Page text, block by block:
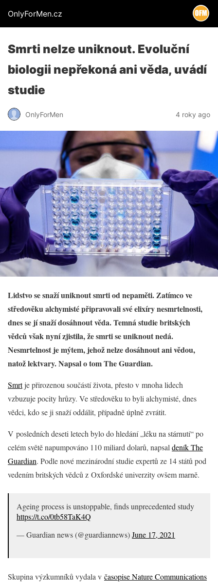
OnlyForMen.cz
Smrti nelze uniknout. Evoluční
biologii nepřekoná ani věda, uvádí
studie
OnlyForMen 4 roky ago
Lidstvo se snaží uniknout smrti od nepaměti. Zatímco ve
středověku alchymisté připravovali své elixíry nesmrtelnosti,
dnes se jí snaží dosáhnout věda. Temná studie britských
vědců však nyní zjistila, že smrti se uniknout nedá.
Nesmrtelnost je mýtem, jehož nelze dosáhnout ani vědou,
natož lektvary. Napsal o tom The Guardian.
Smrtje přirozenou součástí života, přesto v mnoha lidech
vzbuzuje pocity hrůzy. Ve středověku to byli alchymisté, dnes
vědci, kdo se ji snaží oddálit, případně úplně zvrátit.
V posledních deseti letech bylo do hledání „léku na stárnutí“ po
celém světě napumpováno 110 miliard dolarů, napsal deník The
Guardian. Podle nové mezinárodní studie expertů ze 14 států pod
vedením britských vědců z Oxfordské univerzity ovšem marně.
Ageing process is unstoppable, finds unprecedented study
https://t.co/0tb58TaK4Q
— Guardian news (@guardiannews)June 17, 2021
Skupina výzkumníků vydala v časopise Nature Communications